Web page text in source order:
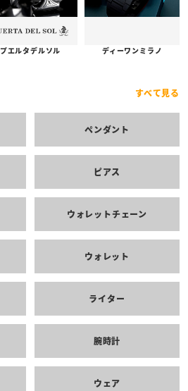
プエルタデルソル ディーワンミラノ
すべて見る
ペンダント
ピアス
ウォレットチェーン
ウォレット
ライター
腕時計
ウェア